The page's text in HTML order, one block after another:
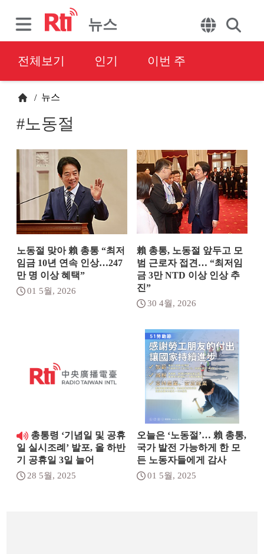
뉴스
전체보기 인기 이번 주
/ 뉴스
#노동절
노동절 맞아 賴 총통 “최저
임금 10년 연속 인상…247
만 명 이상 혜택”
01 5월, 2026
賴 총통, 노동절 앞두고 모
범 근로자 접견… “최저임
금 3만 NTD 이상 인상 추
진”
30 4월, 2026
총통령 ‘기념일 및 공휴
일 실시조례’ 발포, 올 하반
기 공휴일 3일 늘어
28 5월, 2025
오늘은 ‘노동절’… 賴 총통,
국가 발전 가능하게 한 모
든 노동자들에게 감사
01 5월, 2025